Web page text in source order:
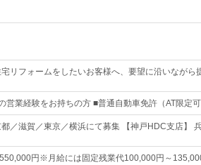
宅リフォームをしたいお客様へ、要望に沿いながら
営業経験をお持ちの方 ■普通自動車免許（AT限定可
／滋賀／東京／横浜にて募集 【神戸HDC支店】
550,000円※月給には固定残業代100,000円～